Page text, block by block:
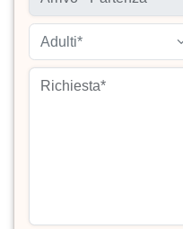
Adulti*